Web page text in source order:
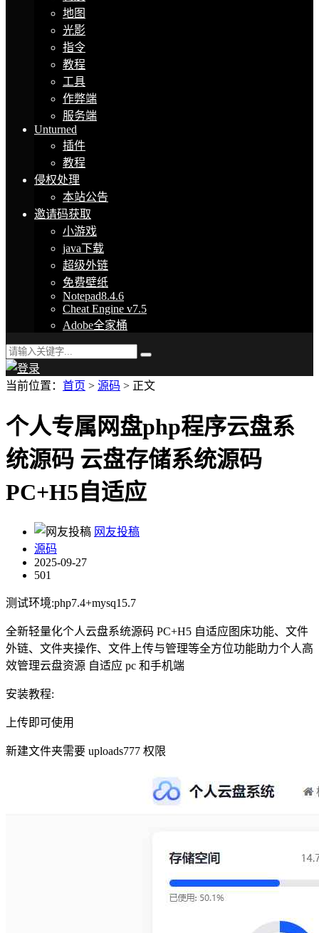
地图
光影
指令
教程
工具
作弊端
服务端
Unturned
插件
教程
侵权处理
本站公告
邀请码获取
小游戏
java下载
超级外链
免费壁纸
Notepad8.4.6
Cheat Engine v7.5
Adobe全家桶
当前位置： 首页 > 源码 > 正文
个人专属网盘php程序云盘系
统源码 云盘存储系统源码
PC+H5自适应
网友投稿
源码
2025-09-27
501
测试环境:php7.4+mysq15.7
全新轻量化个人云盘系统源码 PC+H5 自适应图床功能、文件
外链、文件夹操作、文件上传与管理等全方位功能助力个人高
效管理云盘资源 自适应 pc 和手机端
安装教程:
上传即可使用
新建文件夹需要 uploads777 权限